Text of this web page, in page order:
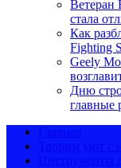
Ветеран
стала
Как
Fighting
Geely
Дню
главные